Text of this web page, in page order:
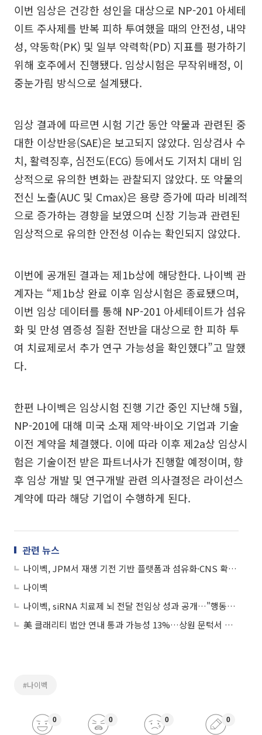
이번 임상은 건강한 성인을 대상으로 NP-201 아세테
이트 주사제를 반복 피하 투여했을 때의 안전성, 내약
성, 약동학(PK) 및 일부 약력학(PD) 지표를 평가하기
위해 호주에서 진행됐다. 임상시험은 무작위배정, 이
중눈가림 방식으로 설계됐다.
임상 결과에 따르면 시험 기간 동안 약물과 관련된 중
대한 이상반응(SAE)은 보고되지 않았다. 임상검사 수
치, 활력징후, 심전도(ECG) 등에서도 기저치 대비 임
상적으로 유의한 변화는 관찰되지 않았다. 또 약물의
전신 노출(AUC 및 Cmax)은 용량 증가에 따라 비례적
으로 증가하는 경향을 보였으며 신장 기능과 관련된
임상적으로 유의한 안전성 이슈는 확인되지 않았다.
이번에 공개된 결과는 제1b상에 해당한다. 나이벡 관
계자는 “제1b상 완료 이후 임상시험은 종료됐으며,
이번 임상 데이터를 통해 NP-201 아세테이트가 섬유
화 및 만성 염증성 질환 전반을 대상으로 한 피하 투
여 치료제로서 추가 연구 가능성을 확인했다”고 말했
다.
한편 나이벡은 임상시험 진행 기간 중인 지난해 5월,
NP-201에 대해 미국 소재 제약·바이오 기업과 기술
이전 계약을 체결했다. 이에 따라 이후 제2a상 임상시
험은 기술이전 받은 파트너사가 진행할 예정이며, 향
후 임상 개발 및 연구개발 관련 의사결정은 라이선스
계약에 따라 해당 기업이 수행하게 된다.
관련 뉴스
나이벡, JPM서 재생 기전 기반 플랫폼과 섬유화·CNS 확장 전략 소개
나이벡
나이벡, siRNA 치료제 뇌 전달 전임상 성과 공개…"행동지표 개선까지 확인"
美 클래리티 법안 연내 통과 가능성 13%…상원 문턱서 제동
#나이벡
0 0 0 0